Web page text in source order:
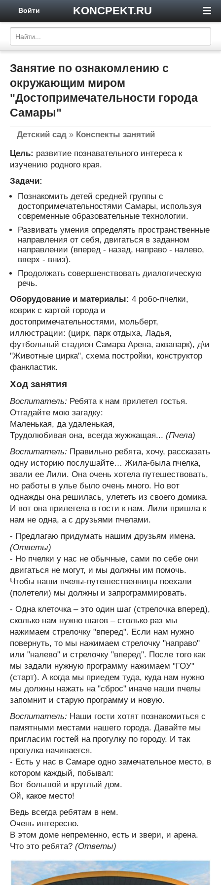
KONCPEKT.RU
Войти
Занятие по ознакомлению с
окружающим миром
"Достопримечательности города
Самары"
Детский сад » Конспекты занятий
Цель: развитие познавательного интереса к
изучению родного края.
Задачи:
Познакомить детей средней группы с
достопримечательностями Самары, используя
современные образовательные технологии.
Развивать умения определять пространственные
направления от себя, двигаться в заданном
направлении (вперед - назад, направо - налево,
вверх - вниз).
Продолжать совершенствовать диалогическую
речь.
Оборудование и материалы: 4 робо-пчелки,
коврик с картой города и
достопримечательностями, мольберт,
иллюстрации: (цирк, парк отдыха, Ладья,
футбольный стадион Самара Арена, аквапарк), д\и
"Животные цирка", схема постройки, конструктор
фанкластик.
Ход занятия
Воспитатель: Ребята к нам прилетел гостья.
Отгадайте мою загадку:
Маленькая, да удаленькая,
Трудолюбивая она, всегда жужжащая... (Пчела)
Воспитатель: Правильно ребята, хочу, рассказать
одну историю послушайте… Жила-была пчелка,
звали ее Лили. Она очень хотела путешествовать,
но работы в улье было очень много. Но вот
однажды она решилась, улететь из своего домика.
И вот она прилетела в гости к нам. Лили пришла к
нам не одна, а с друзьями пчелами.
- Предлагаю придумать нашим друзьям имена.
(Ответы)
- Но пчелки у нас не обычные, сами по себе они
двигаться не могут, и мы должны им помочь.
Чтобы наши пчелы-путешественницы поехали
(полетели) мы должны и запрограммировать.
- Одна клеточка – это один шаг (стрелочка вперед),
сколько нам нужно шагов – столько раз мы
нажимаем стрелочку "вперед". Если нам нужно
повернуть, то мы нажимаем стрелочку "направо"
или "налево" и стрелочку "вперед". После того как
мы задали нужную программу нажимаем "ГОУ"
(старт). А когда мы приедем туда, куда нам нужно
мы должны нажать на "сброс" иначе наши пчелы
запомнит и старую программу и новую.
Воспитатель: Наши гости хотят познакомиться с
памятными местами нашего города. Давайте мы
пригласим гостей на прогулку по городу. И так
прогулка начинается.
- Есть у нас в Самаре одно замечательное место, в
котором каждый, побывал:
Вот большой и круглый дом.
Ой, какое место!
Ведь всегда ребятам в нем.
Очень интересно.
В этом доме непременно, есть и звери, и арена.
Что это ребята? (Ответы)